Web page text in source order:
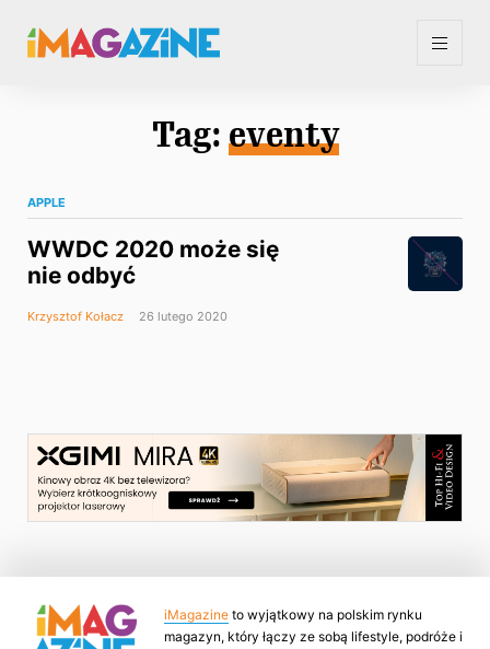
Tag: eventy
APPLE
WWDC 2020 może się
nie odbyć
Krzysztof Kołacz 26 lutego 2020
iMagazine to wyjątkowy na polskim rynku
magazyn, który łączy ze sobą lifestyle, podróże i